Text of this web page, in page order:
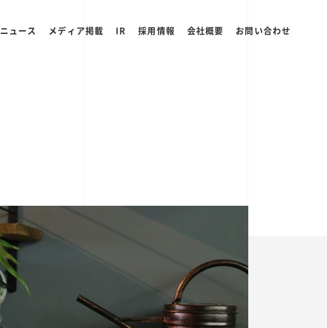
ニュース メディア掲載 IR 採用情報 会社概要 お問い合わせ